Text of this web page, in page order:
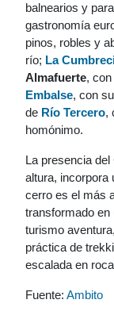
balnearios y
gastronomía
pinos, robles y
río; La
Almafuerte,
Embalse, con
de Río Tercero,
homónimo.
La presencia
altura, incorpora
cerro es el más
transformado en
turismo
práctica de
escalada en
Fuente: Ambito